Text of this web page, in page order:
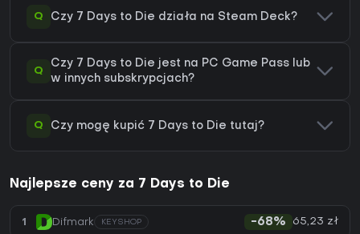
Q Czy 7 Days to Die działa na Steam Deck?
Q
Czy 7 Days to Die jest na PC Game Pass lub
w innych subskrypcjach?
Q Czy mogę kupić 7 Days to Die tutaj?
Najlepsze ceny za 7 Days to Die
1 Difmark KEYSHOP -68% 65,23 zł